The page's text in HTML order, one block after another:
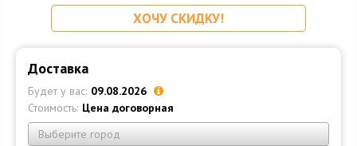
ХОЧУ СКИДКУ!
Доставка
Будет у вас: 09.08.2026
Стоимость: Цена договорная
Выберите город